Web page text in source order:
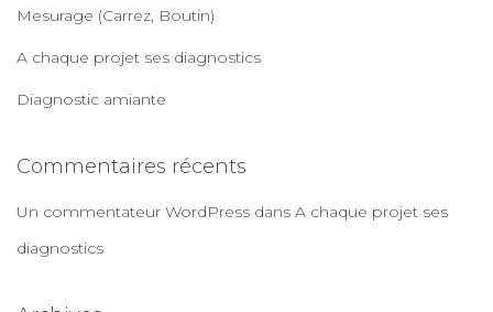
Mesurage (Carrez, Boutin)
A chaque projet ses diagnostics
Diagnostic amiante
Commentaires récents
Un commentateur WordPress dans A chaque projet ses
diagnostics